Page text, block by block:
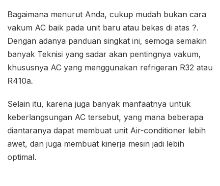
Bagaimana menurut Anda, cukup mudah bukan cara
vakum AC baik pada unit baru atau bekas di atas ?.
Dengan adanya panduan singkat ini, semoga semakin
banyak Teknisi yang sadar akan pentingnya vakum,
khususnya AC yang menggunakan refrigeran R32 atau
R410a.
Selain itu, karena juga banyak manfaatnya untuk
keberlangsungan AC tersebut, yang mana beberapa
diantaranya dapat membuat unit Air-conditioner lebih
awet, dan juga membuat kinerja mesin jadi lebih
optimal.